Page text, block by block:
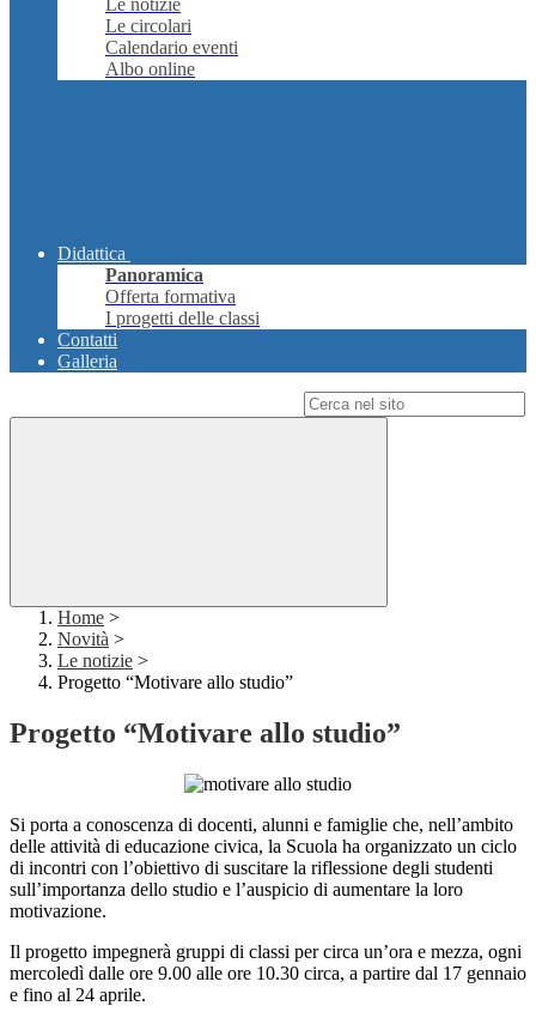
Le notizie
Le circolari
Calendario eventi
Albo online
Didattica
Panoramica
Offerta formativa
I progetti delle classi
Contatti
Galleria
Home >
Novità >
Le notizie >
Progetto “Motivare allo studio”
Progetto “Motivare allo studio”
Si porta a conoscenza di docenti, alunni e famiglie che, nell’ambito
delle attività di educazione civica, la Scuola ha organizzato un ciclo
di incontri con l’obiettivo di suscitare la riflessione degli studenti
sull’importanza dello studio e l’auspicio di aumentare la loro
motivazione.
Il progetto impegnerà gruppi di classi per circa un’ora e mezza, ogni
mercoledì dalle ore 9.00 alle ore 10.30 circa, a partire dal 17 gennaio
e fino al 24 aprile.